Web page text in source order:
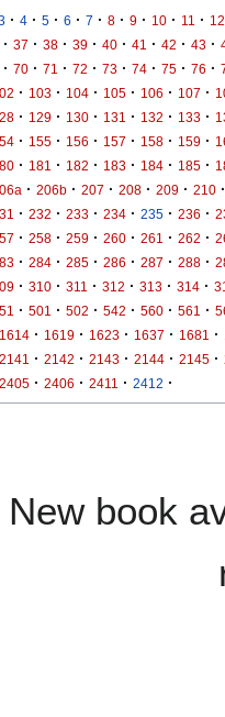
· 4 · 5 · 6 · 7 · 8 · 9 · 10 · 11 · 12
· 37 · 38 · 39 · 40 · 41 · 42 · 43 ·
· 70 · 71 · 72 · 73 · 74 · 75 · 76 ·
· 103 · 104 · 105 · 106 · 107 ·
· 129 · 130 · 131 · 132 · 133 ·
· 155 · 156 · 157 · 158 · 159 ·
· 181 · 182 · 183 · 184 · 185 ·
· 206b · 207 · 208 · 209 · 210 ·
· 232 · 233 · 234 · 235 · 236 ·
· 258 · 259 · 260 · 261 · 262 ·
· 284 · 285 · 286 · 287 · 288 ·
· 310 · 311 · 312 · 313 · 314 ·
· 501 · 502 · 542 · 560 · 561 ·
1614 · 1619 · 1623 · 1637 · 1681 ·
2141 · 2142 · 2143 · 2144 · 2145 ·
2405 · 2406 · 2411 · 2412 ·
New book